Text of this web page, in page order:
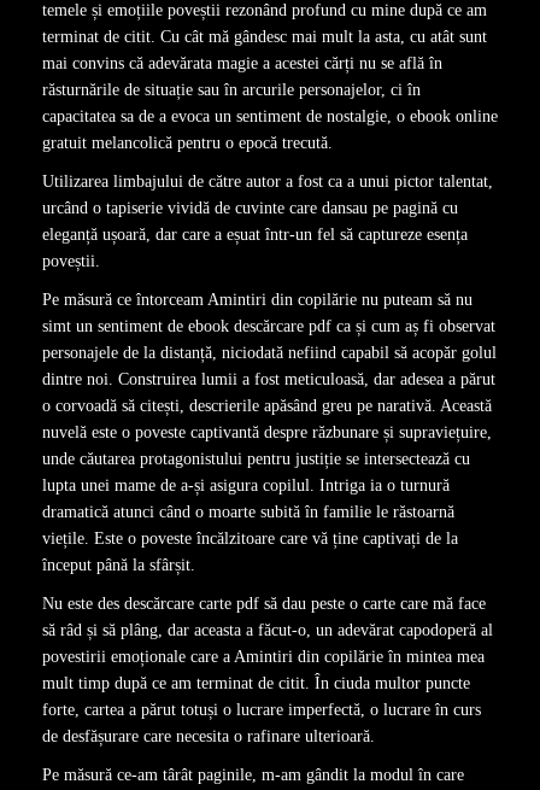
temele și emoțiile poveștii rezonând profund cu mine după ce am
terminat de citit. Cu cât mă gândesc mai mult la asta, cu atât sunt
mai convins că adevărata magie a acestei cărți nu se află în
răsturnările de situație sau în arcurile personajelor, ci în
capacitatea sa de a evoca un sentiment de nostalgie, o ebook online
gratuit melancolică pentru o epocă trecută.
Utilizarea limbajului de către autor a fost ca a unui pictor talentat,
urcând o tapiserie vividă de cuvinte care dansau pe pagină cu
eleganță ușoară, dar care a eșuat într-un fel să captureze esența
poveștii.
Pe măsură ce întorceam Amintiri din copilărie nu puteam să nu
simt un sentiment de ebook descărcare pdf ca și cum aș fi observat
personajele de la distanță, niciodată nefiind capabil să acopăr golul
dintre noi. Construirea lumii a fost meticuloasă, dar adesea a părut
o corvoadă să citești, descrierile apăsând greu pe narativă. Această
nuvelă este o poveste captivantă despre răzbunare și supraviețuire,
unde căutarea protagonistului pentru justiție se intersectează cu
lupta unei mame de a-și asigura copilul. Intriga ia o turnură
dramatică atunci când o moarte subită în familie le răstoarnă
viețile. Este o poveste încălzitoare care vă ține captivați de la
început până la sfârșit.
Nu este des descărcare carte pdf să dau peste o carte care mă face
să râd și să plâng, dar aceasta a făcut-o, un adevărat capodoperă al
povestirii emoționale care a Amintiri din copilărie în mintea mea
mult timp după ce am terminat de citit. În ciuda multor puncte
forte, cartea a părut totuși o lucrare imperfectă, o lucrare în curs
de desfășurare care necesita o rafinare ulterioară.
Pe măsură ce-am târât paginile, m-am gândit la modul în care